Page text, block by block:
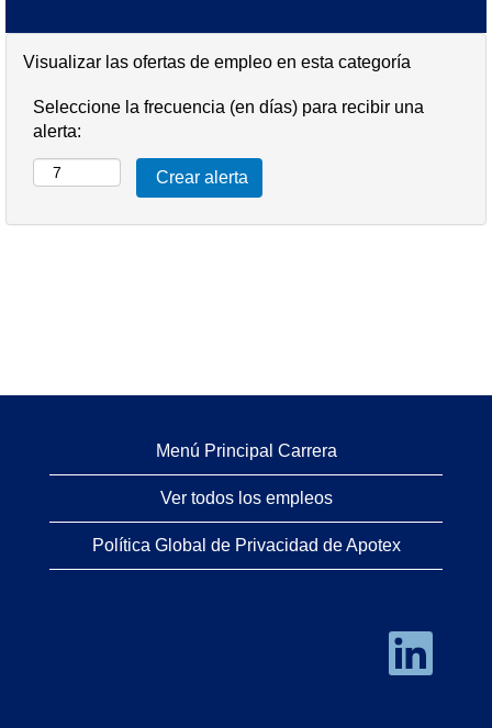
Visualizar las ofertas de empleo en esta categoría
Seleccione la frecuencia (en días) para recibir una
alerta:
Menú Principal Carrera
Ver todos los empleos
Política Global de Privacidad de Apotex
S
a